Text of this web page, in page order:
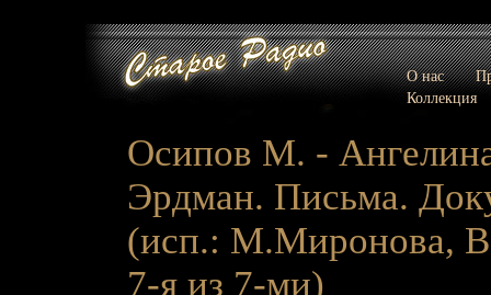
О нас
Коллекция
Осипов М. -
Эрдман. Письма.
(исп.: М.Миронова,
7-я из 7-ми)